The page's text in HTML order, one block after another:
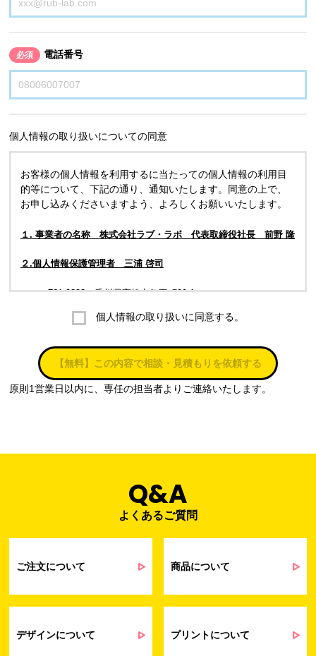
必須 電話番号
個人情報の取り扱いについての同意
お客様の個人情報を利用するに当たっての個人情報の利用目
的等について、下記の通り、通知いたします。同意の上で、
お申し込みくださいますよう、よろしくお願いいたします。
１. 事業者の名称 株式会社ラブ・ラボ 代表取締役社長 前野 隆
２.個人情報保護管理者 三浦 啓司
〒761-0323 香川県高松市亀田町90-1
株式会社ラブ・ラボ
電話：087-847-2000
電子メール：info@rub-lab.com
正当な事業遂行の範囲内で利用いたします。
個人情報の利用目的
会員管理業務
当社通信販売における受発注業務のため
るアンケート等の収集・分析・統計のため
せ業務に関するお取引先様との業務連絡や
契約・請求等の一連の手続きのため
提供するサービス（サポート業務を含む）
個人情報の取り扱いに同意する。
【無料】この内容で相談・見積もりを依頼する
原則1営業日以内に、専任の担当者よりご連絡いたします。
Q&A
よくあるご質問
ご注文について 商品について
デザインについて プリントについて